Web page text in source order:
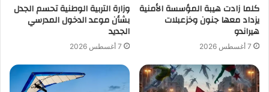
كلما زادت هيبة المؤسسة الأمنية
يزداد معها جنون وخزعبلات
هيراندو
7 أغسطس 2026
وزارة التربية الوطنية تحسم الجدل
بشأن موعد الدخول المدرسي
الجديد
7 أغسطس 2026